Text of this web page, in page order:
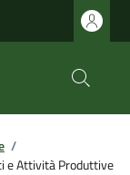
/
e Attività Produttive